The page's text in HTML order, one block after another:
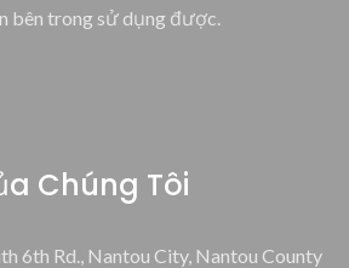
bên trong sử dụng được.
Chúng Tôi
6th Rd., Nantou City, Nantou County